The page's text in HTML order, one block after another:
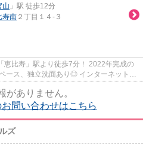
山 」駅 徒歩12分
寿南 ２丁目１４-３
寿」駅より徒歩7分！ 2022年完成の
ース、独立洗面あり◎ インターネット無
がありません。
問い合わせはこちら
ズ